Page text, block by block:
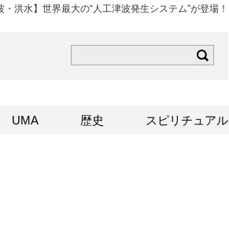
・洪水】世界最大の“人工津波発生システム”が登場！
こちら
UMA 歴史 スピリチュアル